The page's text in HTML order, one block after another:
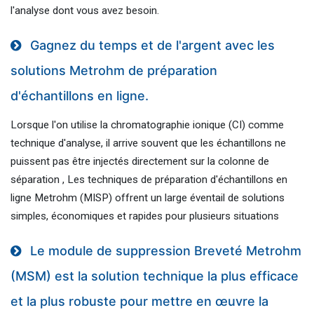
l'analyse dont vous avez besoin.
Gagnez du temps et de l'argent avec les
solutions Metrohm de préparation
d'échantillons en ligne.
Lorsque l'on utilise la chromatographie ionique (CI) comme
technique d'analyse, il arrive souvent que les échantillons ne
puissent pas être injectés directement sur la colonne de
séparation , Les techniques de préparation d'échantillons en
ligne Metrohm (MISP) offrent un large éventail de solutions
simples, économiques et rapides pour plusieurs situations
Le module de suppression Breveté Metrohm
(MSM) est la solution technique la plus efficace
et la plus robuste pour mettre en œuvre la